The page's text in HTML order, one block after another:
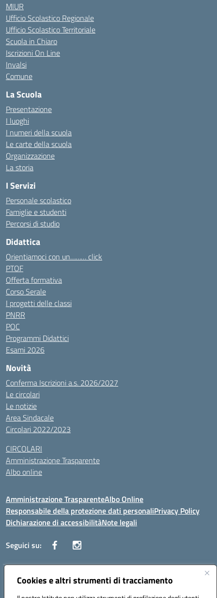
Cookies e altri strumenti di tracciamento
MIUR
Ufficio Scolastico Regionale
Ufficio Scolastico Territoriale
Scuola in Chiaro
Iscrizioni On Line
Invalsi
Comune
La Scuola
Presentazione
I luoghi
I numeri della scuola
Le carte della scuola
Organizzazione
La storia
I Servizi
Personale scolastico
Famiglie e studenti
Percorsi di studio
Didattica
Orientiamoci con un……… click
PTOF
Offerta formativa
Corso Serale
I progetti delle classi
PNRR
POC
Programmi Didattici
Esami 2026
Novità
Conferma Iscrizioni a.s. 2026/2027
Le circolari
Le notizie
Area Sindacale
Circolari 2022/2023
CIRCOLARI
Amministrazione Trasparente
Albo online
Amministrazione TrasparenteAlbo Online
Responsabile della protezione dati personaliPrivacy Policy
Dichiarazione di accessibilitàNote legali
Seguici su:
Indirizzo:Corso Vittorio Emanuele, 27 90133 - Palermo